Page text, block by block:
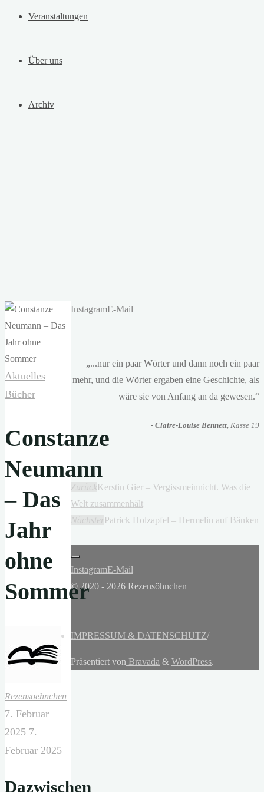
Veranstaltungen
Über uns
Archiv
Aktuelles
Bücher
Constanze
Neumann
– Das
Jahr
ohne
Sommer
Rezensoehnchen
7. Februar
2025 7.
Februar 2025
Dazwischen
InstagramE-Mail
„...nur ein paar Wörter und dann noch ein paar
mehr, und die Wörter ergaben eine Geschichte, als
wäre sie von Anfang an da gewesen.“
- Claire-Louise Bennett, Kasse 19
ZurückKerstin Gier – Vergissmeinnicht. Was die
Welt zusammenhält
NächsterPatrick Holzapfel – Hermelin auf Bänken
InstagramE-Mail
© 2020 - 2026 Rezensöhnchen
IMPRESSUM & DATENSCHUTZ/
Präsentiert von Bravada & WordPress.